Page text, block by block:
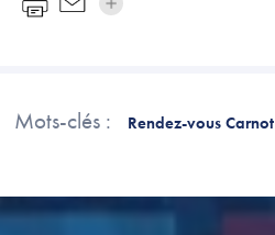
Mots-clés : Rendez-vous Carnot